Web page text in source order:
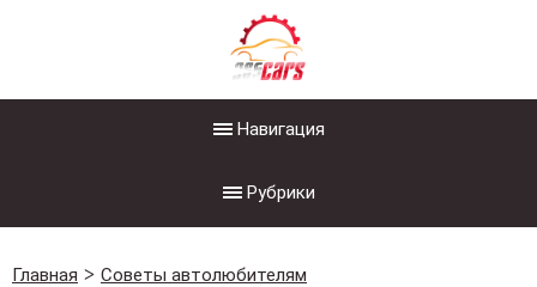
Навигация
Рубрики
Главная Советы автолюбителям